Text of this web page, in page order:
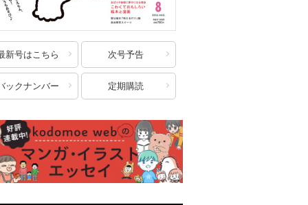
新号はこちら 次号予告
ックナンバー 定期購読